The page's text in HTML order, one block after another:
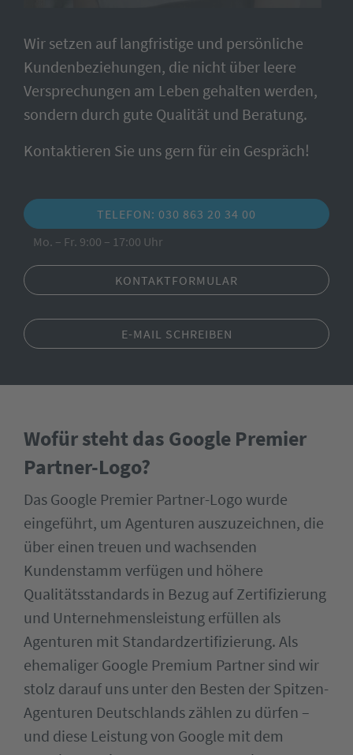
Wir setzen auf langfristige und persönliche
Kundenbeziehungen, die nicht über leere
Versprechungen am Leben gehalten werden,
sondern durch gute Qualität und Beratung.
Kontaktieren Sie uns gern für ein Gespräch!
TELEFON: 030 863 20 34 00
Mo. – Fr. 9:00 – 17:00 Uhr
KONTAKTFORMULAR
E-MAIL SCHREIBEN
Wofür steht das Google Premier
Partner-Logo?
Das Google Premier Partner-Logo wurde
eingeführt, um Agenturen auszuzeichnen, die
über einen treuen und wachsenden
Kundenstamm verfügen und höhere
Qualitätsstandards in Bezug auf Zertifizierung
und Unternehmensleistung erfüllen als
Agenturen mit Standardzertifizierung. Als
ehemaliger Google Premium Partner sind wir
stolz darauf uns unter den Besten der Spitzen-
Agenturen Deutschlands zählen zu dürfen –
und diese Leistung von Google mit dem